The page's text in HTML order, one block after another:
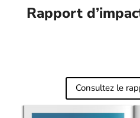
Rapport
Consultez le